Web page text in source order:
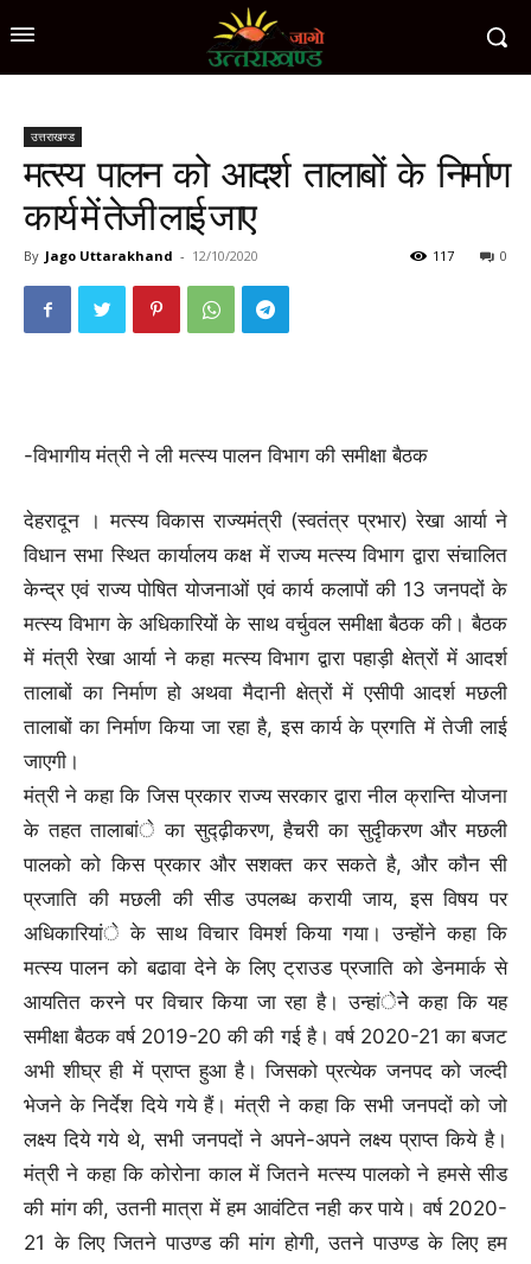
उत्तराखण्ड
मत्स्य पालन को आदर्श तालाबों के निर्माण
कार्य में तेजी लाई जाए
By Jago Uttarakhand - 12/10/2020 0
117
-विभागीय मंत्री ने ली मत्स्य पालन विभाग की समीक्षा बैठक
देहरादून । मत्स्य विकास राज्यमंत्री (स्वतंत्र प्रभार) रेखा आर्या ने
विधान सभा स्थित कार्यालय कक्ष में राज्य मत्स्य विभाग द्वारा संचालित
केन्द्र एवं राज्य पोषित योजनाओं एवं कार्य कलापों की 13 जनपदों के
मत्स्य विभाग के अधिकारियों के साथ वर्चुवल समीक्षा बैठक की। बैठक
में मंत्री रेखा आर्या ने कहा मत्स्य विभाग द्वारा पहाड़ी क्षेत्रों में आदर्श
तालाबों का निर्माण हो अथवा मैदानी क्षेत्रों में एसीपी आदर्श मछली
तालाबों का निर्माण किया जा रहा है, इस कार्य के प्रगति में तेजी लाई
जाएगी।
मंत्री ने कहा कि जिस प्रकार राज्य सरकार द्वारा नील क्रान्ति योजना
के तहत तालाबांे का सुद्ढ़ीकरण, हैचरी का सुदृीकरण और मछली
पालको को किस प्रकार और सशक्त कर सकते है, और कौन सी
प्रजाति की मछली की सीड उपलब्ध करायी जाय, इस विषय पर
अधिकारियांे के साथ विचार विमर्श किया गया। उन्होंने कहा कि
मत्स्य पालन को बढावा देने के लिए ट्राउड प्रजाति को डेनमार्क से
आयतित करने पर विचार किया जा रहा है। उन्हांेनेे कहा कि यह
समीक्षा बैठक वर्ष 2019-20 की की गई है। वर्ष 2020-21 का बजट
अभी शीघ्र ही में प्राप्त हुआ है। जिसको प्रत्येक जनपद को जल्दी
भेजने के निर्देश दिये गये हैं। मंत्री ने कहा कि सभी जनपदों को जो
लक्ष्य दिये गये थे, सभी जनपदों ने अपने-अपने लक्ष्य प्राप्त किये है।
मंत्री ने कहा कि कोरोना काल में जितने मत्स्य पालको ने हमसे सीड
की मांग की, उतनी मात्रा में हम आवंटित नही कर पाये। वर्ष 2020-
21 के लिए जितने पाउण्ड की मांग होगी, उतने पाउण्ड के लिए हम